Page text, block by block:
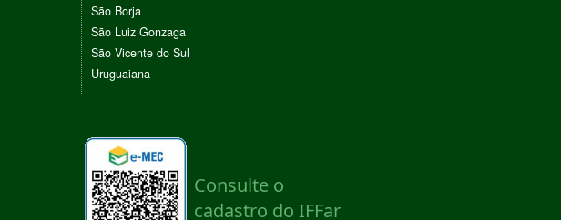
São Borja
São Luiz Gonzaga
São Vicente do Sul
Uruguaiana